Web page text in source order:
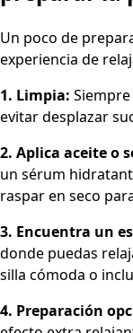
Un poco de
experiencia de
1. Limpia:
evitar desplazar
2. Aplica aceite o
un sérum
raspar en seco
3. Encuentra un
donde puedas
silla cómoda o
4. Preparación